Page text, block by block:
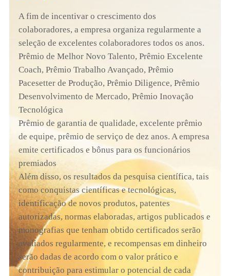
A fim de incentivar o crescimento dos
colaboradores, a empresa organiza regularmente a
seleção de excelentes colaboradores todos os anos.
Prêmio de Melhor Novo Talento, Prêmio Excelente
Coach, Prêmio Trabalho Avançado, Prêmio
Pacesetter de Produção, Prêmio Diligence, Prêmio
Desenvolvimento de Mercado, Prêmio Inovação
Tecnológica
Prêmio de garantia de qualidade, excelente prêmio
de equipe, prêmio de serviço de dez anos. A empresa
emite certificados e bônus para os funcionários
premiados
Além disso, os resultados da pesquisa científica, tais
como conquistas científicas e tecnológicas,
identificação de novos produtos, patentes
autorizadas, normas elaboradas, artigos publicados e
monografias que tenham obtido certificados serão
avaliados regularmente, e recompensas em dinheiro
serão dadas de acordo com o valor prático e
contribuição para estimular o potencial de cada